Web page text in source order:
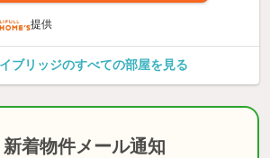
提供
ブリッジのすべての部屋を見る
新着物件メール通知